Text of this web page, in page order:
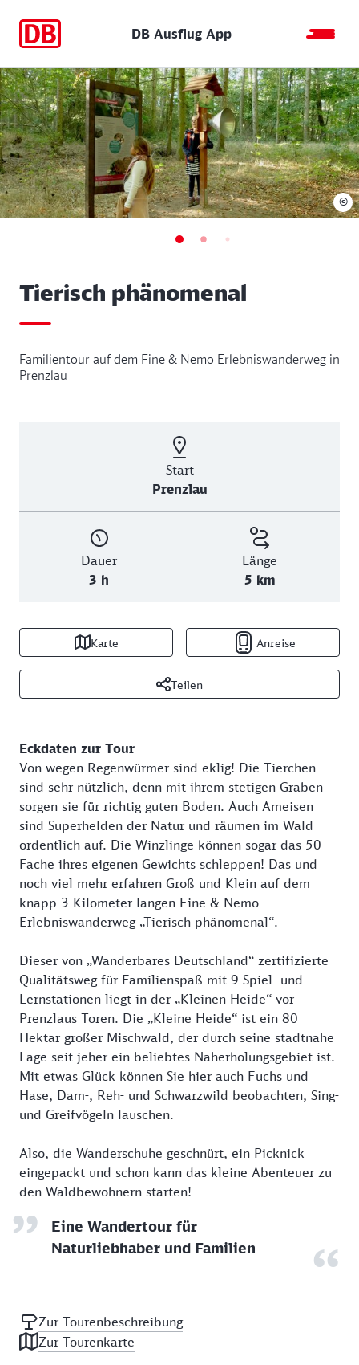
DB Ausflug App
Tierisch phänomenal
Familientour auf dem Fine & Nemo Erlebniswanderweg in
Prenzlau
Start
Prenzlau
Dauer
3 h
Länge
5 km
Karte Anreise
Teilen
©
Eckdaten zur Tour
Von wegen Regenwürmer sind eklig! Die Tierchen
sind sehr nützlich, denn mit ihrem stetigen Graben
sorgen sie für richtig guten Boden. Auch Ameisen
sind Superhelden der Natur und räumen im Wald
ordentlich auf. Die Winzlinge können sogar das 50-
Fache ihres eigenen Gewichts schleppen! Das und
noch viel mehr erfahren Groß und Klein auf dem
knapp 3 Kilometer langen Fine & Nemo
Erlebniswanderweg „Tierisch phänomenal“.
Dieser von „Wanderbares Deutschland“ zertifizierte
Qualitätsweg für Familienspaß mit 9 Spiel- und
Lernstationen liegt in der „Kleinen Heide“ vor
Prenzlaus Toren. Die „Kleine Heide“ ist ein 80
Hektar großer Mischwald, der durch seine stadtnahe
Lage seit jeher ein beliebtes Naherholungsgebiet ist.
Mit etwas Glück können Sie hier auch Fuchs und
Hase, Dam-, Reh- und Schwarzwild beobachten, Sing-
und Greifvögeln lauschen.
Also, die Wanderschuhe geschnürt, ein Picknick
eingepackt und schon kann das kleine Abenteuer zu
den Waldbewohnern starten!
Eine Wandertour für
Naturliebhaber und Familien
Zur Tourenbeschreibung
Zur Tourenkarte